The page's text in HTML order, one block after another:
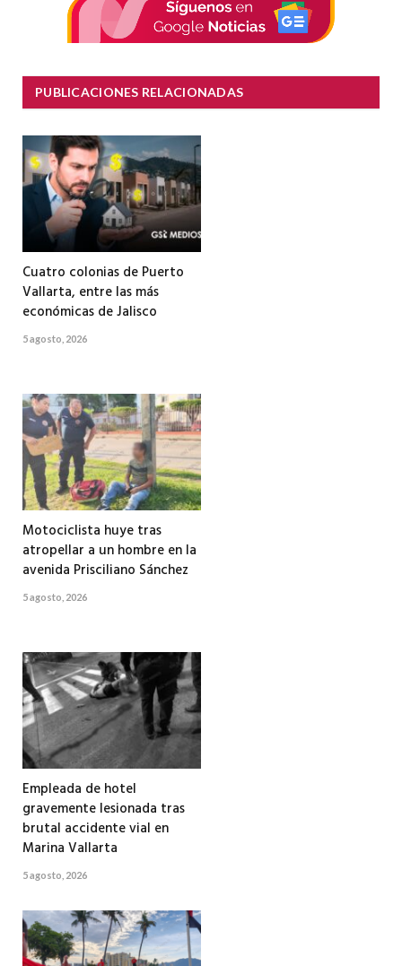
PUBLICACIONES RELACIONADAS
Cuatro colonias de Puerto
Vallarta, entre las más
económicas de Jalisco
5 agosto, 2026
Motociclista huye tras
atropellar a un hombre en la
avenida Prisciliano Sánchez
5 agosto, 2026
Empleada de hotel
gravemente lesionada tras
brutal accidente vial en
Marina Vallarta
5 agosto, 2026